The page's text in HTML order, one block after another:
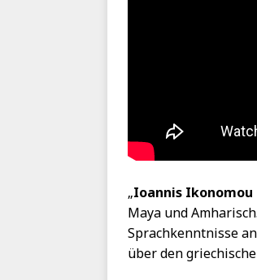
„Ioannis Ikonomou
Maya und
Sprachkenntnisse
über den